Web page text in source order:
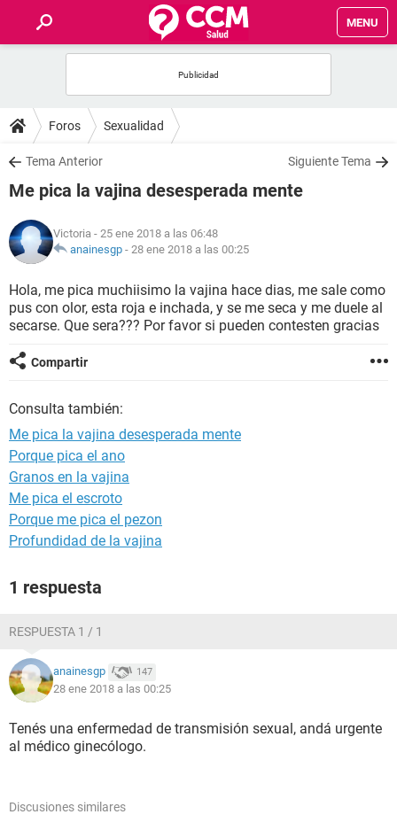
MENU
FOROS
SALUD
FAMILIA
NUTRICIÓN
BIENESTAR
Foros Sexualidad
Tema Anterior Siguiente Tema
Me pica la vajina desesperada mente
Victoria - 25 ene 2018 a las 06:48
anainesgp - 28 ene 2018 a las 00:25
Hola, me pica muchiisimo la vajina hace dias, me sale como
pus con olor, esta roja e inchada, y se me seca y me duele al
secarse. Que sera??? Por favor si pueden contesten gracias
Compartir
Consulta también:
Me pica la vajina desesperada mente
Porque pica el ano
Granos en la vajina
Me pica el escroto
Porque me pica el pezon
Profundidad de la vajina
1 respuesta
RESPUESTA 1 / 1
anainesgp 147
28 ene 2018 a las 00:25
Tenés una enfermedad de transmisión sexual, andá urgente
al médico ginecólogo.
Discusiones similares